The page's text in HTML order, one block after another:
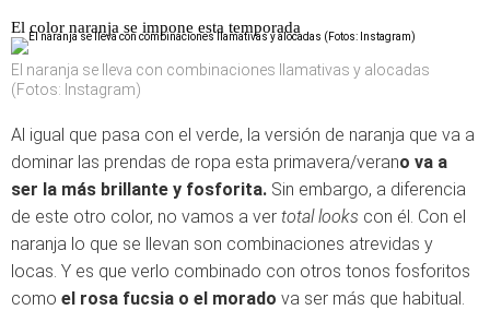
El color naranja se impone esta temporada
El naranja se lleva con combinaciones llamativas y alocadas
(Fotos: Instagram)
Al igual que pasa con el verde, la versión de naranja que va a
dominar las prendas de ropa esta primavera/verano va a
ser la más brillante y fosforita. Sin embargo, a diferencia
de este otro color, no vamos a ver total looks con él. Con el
naranja lo que se llevan son combinaciones atrevidas y
locas. Y es que verlo combinado con otros tonos fosforitos
como el rosa fucsia o el morado va ser más que habitual.